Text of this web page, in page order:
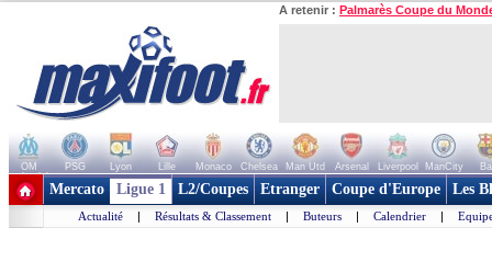
A retenir : Palmarès Coupe du
OM PSG Lyon Lille Monaco Chelsea Man Utd Arsenal Liverpool ManCity
+ de clubs
Mercato Ligue 1 L2/Coupes Etranger Coupe d'Europe Les
Actualité | Résultats & Classement | Buteurs | Calendrier |